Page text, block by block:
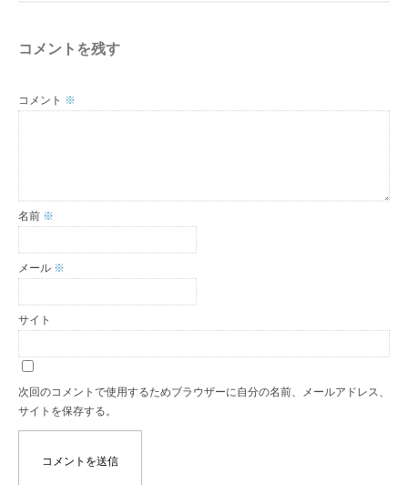
コメントを残す
コメント ※
名前 ※
メール ※
サイト
次回のコメントで使用するためブラウザーに自分の名前、メールアドレス、
サイトを保存する。